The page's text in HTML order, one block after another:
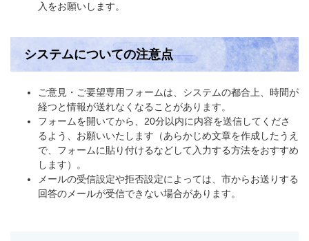
入をお願いします。​
システムについての注意点
ご意見・ご要望専用フォームは、システムの都合上、時間が
経つと情報が送れなくなることがあります。
フォームを開いてから、20分以内に内容を送信してくださ
るよう、お願いいたします（あらかじめ文章を作成したうえ
で、フォームに貼り付けるなどして入力する方法をおすすめ
します）。
メールの受信設定や拒否設定によっては、市からお送りする
回答のメールが受信できない場合があります。